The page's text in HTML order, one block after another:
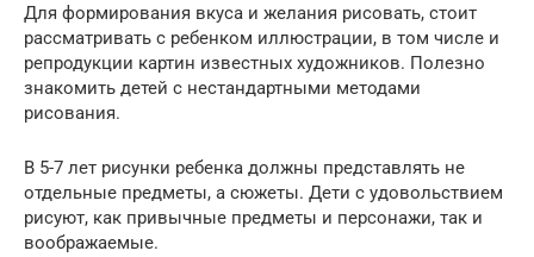
Для формирования вкуса и желания рисовать, стоит
рассматривать с ребенком иллюстрации, в том числе и
репродукции картин известных художников. Полезно
знакомить детей с нестандартными методами
рисования.
В 5-7 лет рисунки ребенка должны представлять не
отдельные предметы, а сюжеты. Дети с удовольствием
рисуют, как привычные предметы и персонажи, так и
воображаемые.